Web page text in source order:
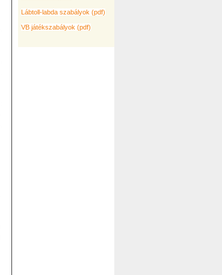
Lábtoll-labda szabályok (pdf)
VB játékszabályok (pdf)